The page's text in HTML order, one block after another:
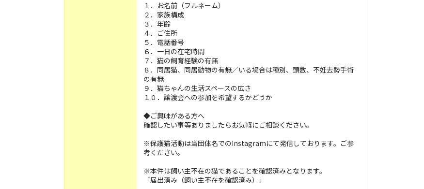
１．お名前（フルネーム）
２．家族構成
３．年齢
４．ご住所
５．電話番号
６．一日の在宅時間
７．猫の飼育経験の有無
８．同居猫、同居動物の有無／いる場合は種別、頭数、不妊去勢手術
の有無
９．猫ちゃんの生活スペースの広さ
１０．譲渡会への参加を希望するかどうか
◆ご興味がある方へ
確認したい事等ありましたらお気軽にご相談ください。
※保護猫活動は当団体名でのInstagramにて発信しております。ご参
考ください。
※本件は飼い主不在の猫であることを確認済みとなります。
「届出済み（飼い主不在を確認済み）」